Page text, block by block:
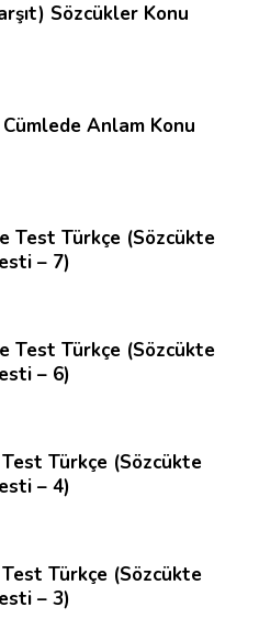
Sözcükler Konu
Cümlede Anlam Konu
Test Türkçe (Sözcükte
– 7)
Test Türkçe (Sözcükte
– 6)
Test Türkçe (Sözcükte
– 4)
Test Türkçe (Sözcükte
– 3)